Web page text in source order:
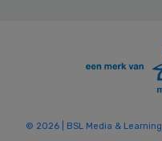
© 2026 | BSL Media & Learning